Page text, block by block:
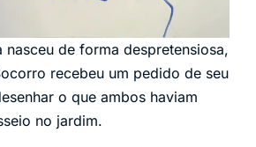
nasceu de forma despretensiosa,
recebeu um pedido de seu
o que ambos haviam
no jardim.